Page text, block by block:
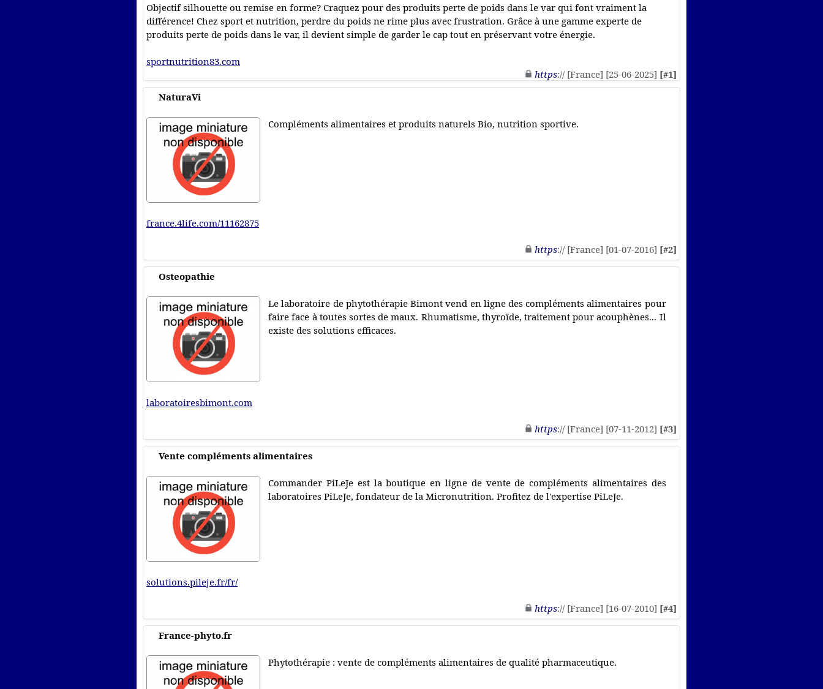
Objectif silhouette ou remise en forme? Craquez pour des produits perte de poids dans le var qui font vraiment la
différence! Chez sport et nutrition, perdre du poids ne rime plus avec frustration. Grâce à une gamme experte de
produits perte de poids dans le var, il devient simple de garder le cap tout en préservant votre énergie.
sportnutrition83.com
https:// [France] [25-06-2025] [#1]
NaturaVi
Compléments alimentaires et produits naturels Bio, nutrition sportive.
france.4life.com/11162875
https:// [France] [01-07-2016] [#2]
Osteopathie
Le laboratoire de phytothérapie Bimont vend en ligne des compléments alimentaires pour
faire face à toutes sortes de maux. Rhumatisme, thyroïde, traitement pour acouphènes... Il
existe des solutions efficaces.
laboratoiresbimont.com
https:// [France] [07-11-2012] [#3]
Vente compléments alimentaires
Commander PiLeJe est la boutique en ligne de vente de compléments alimentaires des
laboratoires PiLeJe, fondateur de la Micronutrition. Profitez de l'expertise PiLeJe.
solutions.pileje.fr/fr/
https:// [France] [16-07-2010] [#4]
France-phyto.fr
Phytothérapie : vente de compléments alimentaires de qualité pharmaceutique.